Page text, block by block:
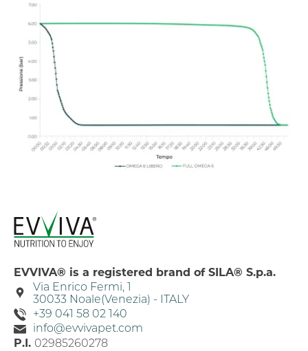
*Campi obbligatori
Ai sensi e per gli effetti degli articoli 7, 13, 15 e ss
del Reg. (UE) 2016/679 dichiaro di aver preso
visione dell’informativa Privacy Policy per il
trattamento dei dati personali alla finalità di
EVVIVA® is a registered brand of SILA® S.p.a.
Via Enrico Fermi, 1
30033 Noale(Venezia) - ITALY
+39 041 58 02 140
info@evvivapet.com
P.I. 02985260278